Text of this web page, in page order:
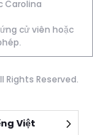
Carolina
cử viên hoặc
Rights Reserved.
Việt